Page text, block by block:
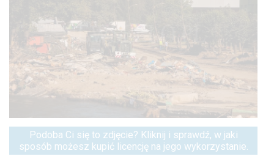
Podoba Ci się to zdjęcie? Kliknij i sprawdź, w jaki
sposób możesz kupić licencję na jego wykorzystanie.